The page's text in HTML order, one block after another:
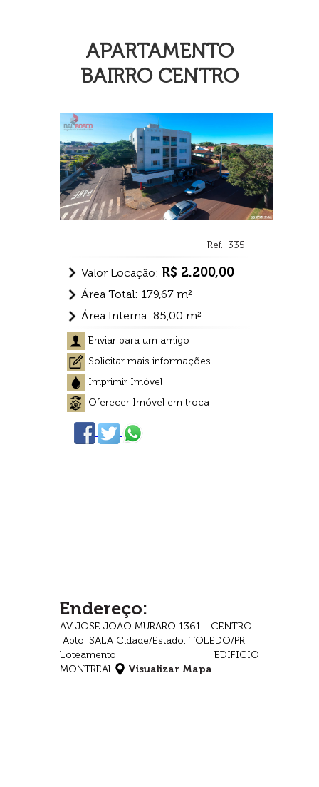
APARTAMENTO
BAIRRO CENTRO
Ref.: 335
Valor Locação: R$ 2.200,00
Área Total: 179,67 m²
Área Interna: 85,00 m²
Enviar para um amigo
Solicitar mais informações
Imprimir Imóvel
Oferecer Imóvel em troca
Endereço:
AV JOSE JOAO MURARO 1361 - CENTRO -
Apto: SALA Cidade/Estado: TOLEDO/PR
Loteamento: EDIFICIO
MONTREAL
Visualizar Mapa